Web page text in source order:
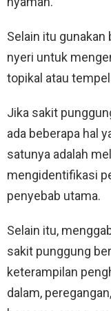
Selain itu gunakan
nyeri untuk
topikal atau
Jika sakit
ada beberapa hal
satunya adalah
mengidentifikasi
penyebab utama.
Selain itu,
sakit punggung
keterampilan
dalam,